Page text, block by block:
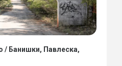
/ Банишки, Павлеска,